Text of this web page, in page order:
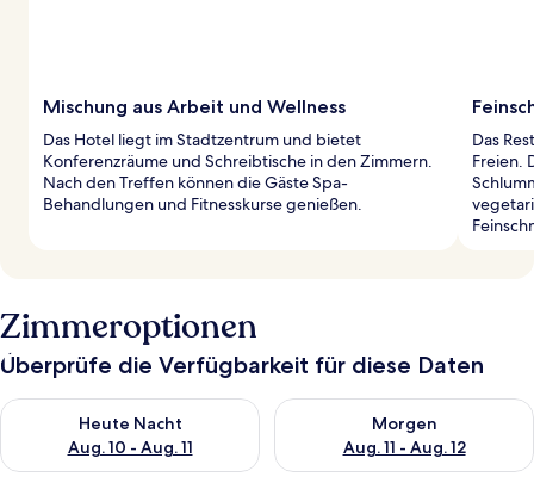
Mischung aus Arbeit und Wellness
Das Hotel liegt im Stadtzentrum und bietet
Konferenzräume und Schreibtische in den Zimmern.
Nach den Treffen können die Gäste Spa-
Behandlungen und Fitnesskurse genießen.
Das
Freien.
Zimmeroptionen
Überprüfe die Verfügbarkeit für diese Daten
Heute Nacht
Aug. 10 - Aug. 11
Überprüfe die Verfügbarkeit für heute Nacht, Aug. 10 - Aug.
Morgen
Aug. 11 - Aug. 12
Überprüfe die Verfügbarkeit